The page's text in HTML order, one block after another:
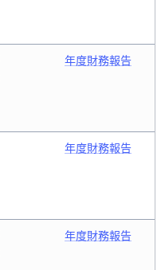
年度財務報告
年度財務報告
年度財務報告